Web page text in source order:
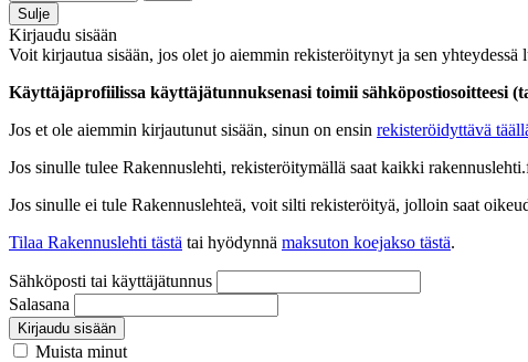
Sulje
Kirjaudu sisään
Voit kirjautua sisään, jos olet jo aiemmin rekisteröitynyt ja sen
Käyttäjäprofiilissa käyttäjätunnuksenasi toimii sähköpostiosoitteesi
Jos et ole aiemmin kirjautunut sisään, sinun on ensin rekisteröidyttävä
Jos sinulle tulee Rakennuslehti, rekisteröitymällä saat kaikki
Jos sinulle ei tule Rakennuslehteä, voit silti rekisteröityä, jolloin saat
Tilaa Rakennuslehti tästä tai hyödynnä maksuton koejakso tästä.
Sähköposti tai käyttäjätunnus
Salasana
Kirjaudu sisään
Muista minut